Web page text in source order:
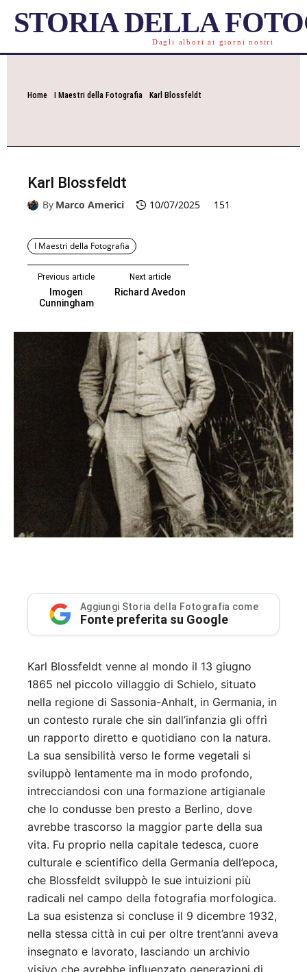
STORIA DELLA
Dagli albori ai giorni nostri
Home I Maestri della Fotografia Karl Blossfeldt
Karl Blossfeldt
By Marco Americi 10/07/2025 151
I Maestri della Fotografia
Previous article
Imogen
Cunningham
Next article
Richard Avedon
Aggiungi Storia della Fotografia come
Fonte preferita su Google
Karl Blossfeldt venne al mondo il 13 giugno
1865 nel piccolo villaggio di Schielo, situato
nella regione di Sassonia-Anhalt, in Germania, in
un contesto rurale che sin dall’infanzia gli offrì
un rapporto diretto e quotidiano con la natura.
La sua sensibilità verso le forme vegetali si
sviluppò lentamente ma in modo profondo,
intrecciandosi con una formazione artigianale
che lo condusse ben presto a Berlino, dove
avrebbe trascorso la maggior parte della sua
vita. Fu proprio nella capitale tedesca, cuore
culturale e scientifico della Germania dell’epoca,
che Blossfeldt sviluppò le sue intuizioni più
radicali nel campo della fotografia morfologica.
La sua esistenza si concluse il 9 dicembre 1932,
nella stessa città in cui per oltre trent’anni aveva
insegnato e lavorato, lasciando un archivio